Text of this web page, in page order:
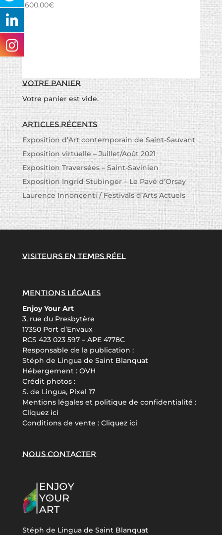
1600,00€
Votre panier
Votre panier est vide.
Articles récents
Exposition d’Art contemporain de Saint-Sauvant
Exposition virtuelle – Juillet/Août 2021
Exposition Traversées – Saint-Savinien
Exposition Ingrid Stübinger – Le Pavé d’Orsay
Laurence Innoncenti / Festivals d’Arts Actuels
Visiteurs en temps réel
Mentions légales
Enjoy Your Art
3, rue du Presbytère
17350 Port d’Envaux
RCS 423 023 597 – APE 4778C
Responsable de la publication :
Stéph de Lingua de Saint Blanquat
Hébergement : OVH
Crédit photos :
S. de Lingua, Pixel 17
Mentions légales et politique de confidentialité :
Cliquez ici
Conditions de vente : Cliquez ici
Nous contacter
Stéph de Lingua de Saint Blanquat